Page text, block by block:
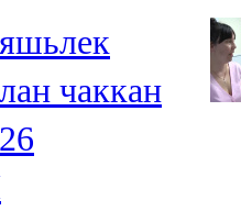
чаккан